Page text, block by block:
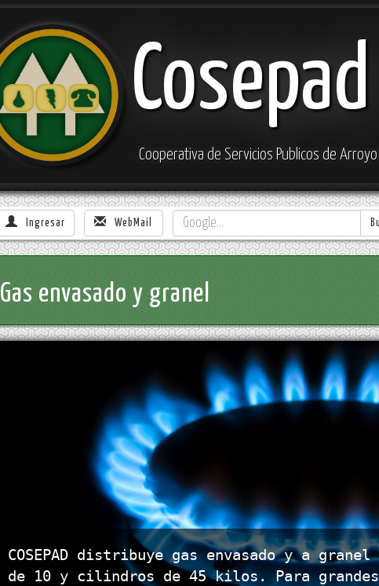
Cosepad
Cooperativa de Servicios Publicos de Arroyo
Ingresar WebMail
Gas envasado y granel
COSEPAD distribuye gas envasado y a
de 10 y cilindros de 45 kilos. Para